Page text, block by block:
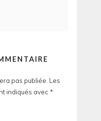
pas publiée. Les
indiqués avec *